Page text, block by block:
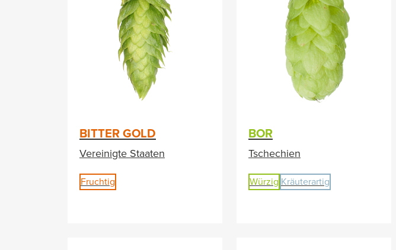
BITTER GOLD
Vereinigte Staaten
Fruchtig
BOR
Tschechien
Würzig Kräuterartig